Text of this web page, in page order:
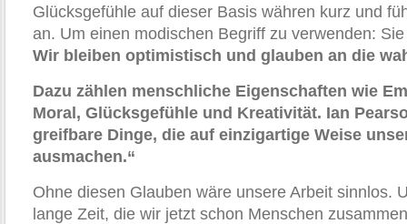
Glücksgefühle auf dieser Basis währen kurz und
an. Um einen modischen Begriff zu verwenden:
Wir bleiben optimistisch und glauben an die
Dazu zählen menschliche Eigenschaften wie
Moral, Glücksgefühle und Kreativität. Ian
greifbare Dinge, die auf einzigartige Weise
ausmachen.“
Ohne diesen Glauben wäre unsere Arbeit sinnlos.
lange Zeit, die wir jetzt schon Menschen